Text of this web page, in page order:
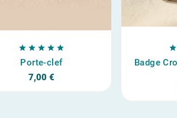
    
Porte-clef
7,00 €

Badge